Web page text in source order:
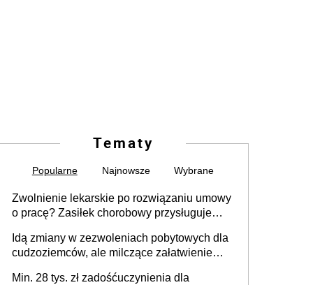
Tematy
Popularne Najnowsze Wybrane
Zwolnienie lekarskie po rozwiązaniu umowy
o pracę? Zasiłek chorobowy przysługuje
dni od ustania stosunku pracy
Idą zmiany w zezwoleniach pobytowych dla
cudzoziemców, ale milczące załatwienie
Min. 28 tys. zł zadośćuczynienia dla